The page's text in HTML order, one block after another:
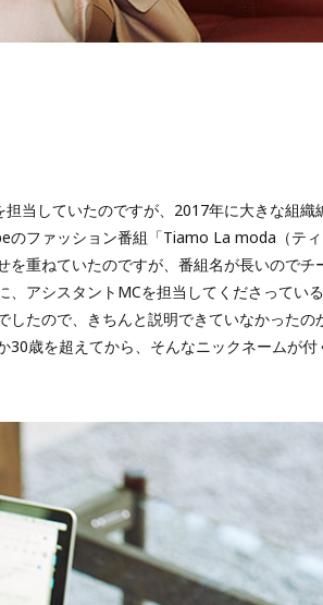
当していたのですが、2017年に大きな組
ファッション番組「Tiamo La moda（テ
重ねていたのですが、番組名が長いのでチ
アシスタントMCを担当してくださってい
たので、きちんと説明できていなかった
歳を超えてから、そんなニックネームが